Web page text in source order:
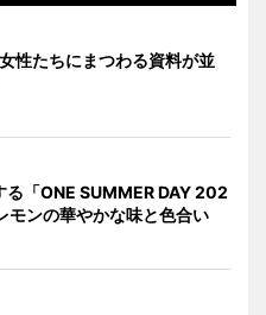
性たちにまつわる資料が並
る「ONE SUMMER DAY 202
モンの華やかな味と色合い